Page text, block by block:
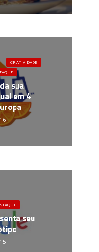
CRIATIVIDADE
sua
em 4
seu